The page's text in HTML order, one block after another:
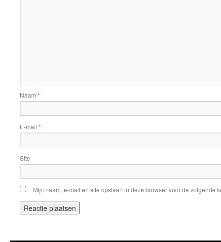
Naam *
E-mail *
Site
Mijn naam, e-mail en site opslaan in deze browser voor de volgende